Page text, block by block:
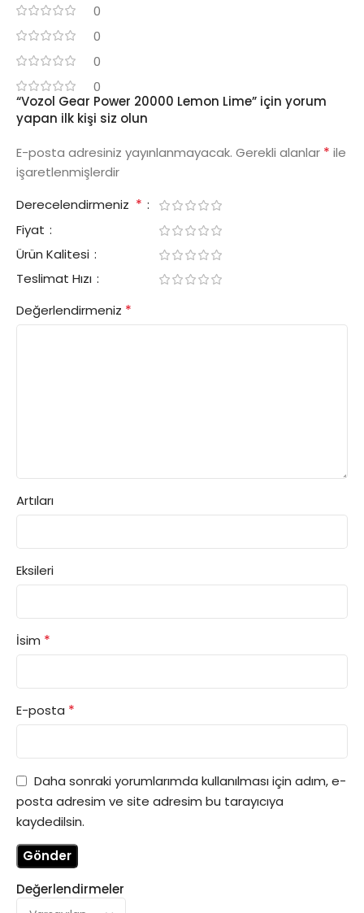
0
0
0
0
Değerlendirmeler
“Vozol Gear Power 20000 Lemon Lime” için yorum
yapan ilk kişi siz olun
E-posta adresiniz yayınlanmayacak. Gerekli alanlar * ile
işaretlenmişlerdir
Derecelendirmeniz *
Fiyat
Ürün Kalitesi
Teslimat Hızı
Değerlendirmeniz *
Artıları
Eksileri
İsim *
E-posta *
Daha sonraki yorumlarımda kullanılması için adım, e-
posta adresim ve site adresim bu tarayıcıya
kaydedilsin.